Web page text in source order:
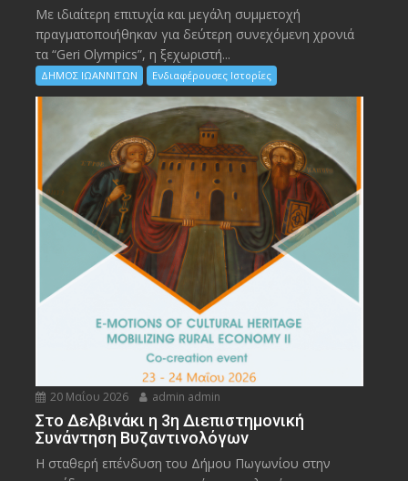
Με ιδιαίτερη επιτυχία και μεγάλη συμμετοχή
πραγματοποιήθηκαν για δεύτερη συνεχόμενη χρονιά
τα “Geri Olympics”, η ξεχωριστή...
ΔΗΜΟΣ ΙΩΑΝΝΙΤΩΝ Ενδιαφέρουσες Ιστορίες
20 Μαΐου 2026 admin admin
Στο Δελβινάκι η 3η Διεπιστημονική
Συνάντηση Βυζαντινολόγων
Η σταθερή επένδυση του Δήμου Πωγωνίου στην